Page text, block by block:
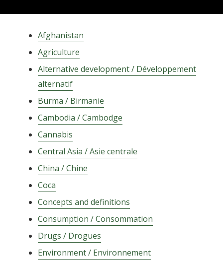
Categories
Afghanistan
Agriculture
Alternative development / Développement
alternatif
Burma / Birmanie
Cambodia / Cambodge
Cannabis
Central Asia / Asie centrale
China / Chine
Coca
Concepts and definitions
Consumption / Consommation
Drugs / Drogues
Environment / Environnement